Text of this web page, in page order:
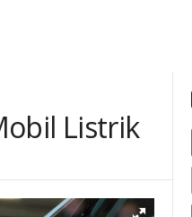
Listrik